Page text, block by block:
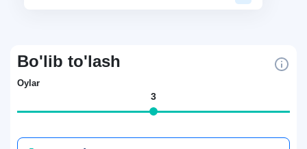
Bo'lib to'lash
Oylar
3